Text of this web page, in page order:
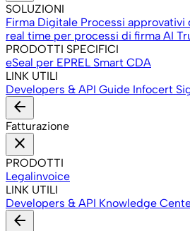
SOLUZIONI
Firma Digitale Processi approvativi
real time per processi di firma AI
PRODOTTI SPECIFICI
eSeal per EPREL Smart CDA
LINK UTILI
Developers & API Guide Infocert
arrow_back
Fatturazione
close
PRODOTTI
Legalinvoice
LINK UTILI
Developers & API Knowledge
arrow_back